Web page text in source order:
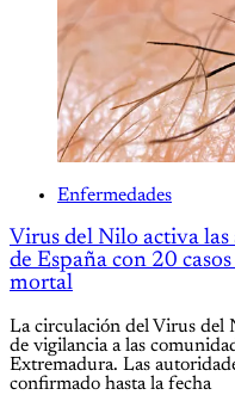
Enfermedades
Virus del Nilo activa las
de España con 20
mortal
La circulación del Virus del
de vigilancia a las
Extremadura. Las
confirmado hasta la fecha